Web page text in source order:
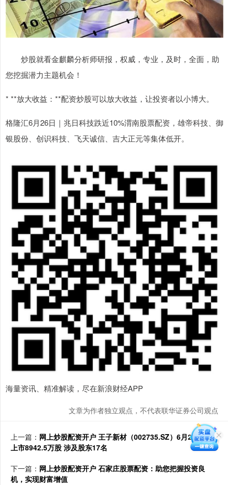
炒股就看金麒麟分析师研报，权威，专业，及时，全面，助
您挖掘潜力主题机会！
* **放大收益：**配资炒股可以放大收益，让投资者以小博大。
格隆汇6月26日｜兆日科技跌近10%渭南股票配资，雄帝科技、御
银股份、创识科技、飞天诚信、吉大正元等集体低开。
海量资讯、精准解读，尽在新浪财经APP
文章为作者独立观点，不代表联华证券公司观点
上一篇： 网上炒股配资开户 王子新材（002735.SZ）6月28日解禁
上市8942.5万股 涉及股东17名
下一篇： 网上炒股配资开户 石家庄股票配资：助您把握投资良
机，实现财富增值